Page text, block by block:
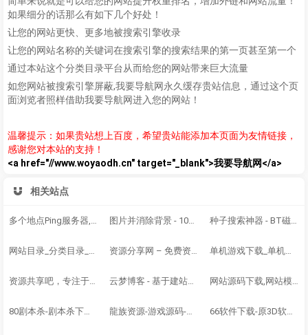
如果细分的话那么有如下几个好处！
让您的网站更快、更多地被搜索引擎收录
让您的网站名称的关键词在搜索引擎的搜索结果的第一页甚至第一个
通过本站这个分类目录平台从而给您的网站带来巨大流量
如您网站被搜索引擎屏蔽,我要导航网永久缓存贵站信息，通过这个页
面浏览者照样借助我要导航网进入您的网站！
温馨提示：如果贵站想上百度，希望贵站能添加本页面为友情链接，
感谢您对本站的支持！
<a href="//www.woyaodh.cn" target="_blank">我要导航网</a>
相关站点
图片并消除背景 - 100% 全自动 - 仅用 5 秒钟 - 无需点击 - 而且免费 种子搜索神器 - BT磁力链 - 磁力链搜索大全-BT兔子-最快的网盘搜索引擎
单机游戏下载_单机游戏大全_经典单机_单机游戏下载基地_游侠网
云梦博客 - 基于建站技术分享交流,提供精品的资源 网站源码下载,网站模板下载,源码交易,源码村资源网
龍族资源-游戏源码-网站源码-网站模板-视频教程-技术交流 66软件下载-原3D软件下载-资源下载领跑者